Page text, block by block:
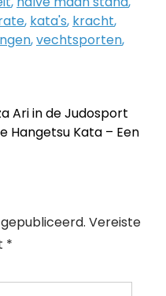
, kata's, kracht,
,vechtsporten,
Ari in de Judosport
Hangetsu Kata – Een
Vereiste
*